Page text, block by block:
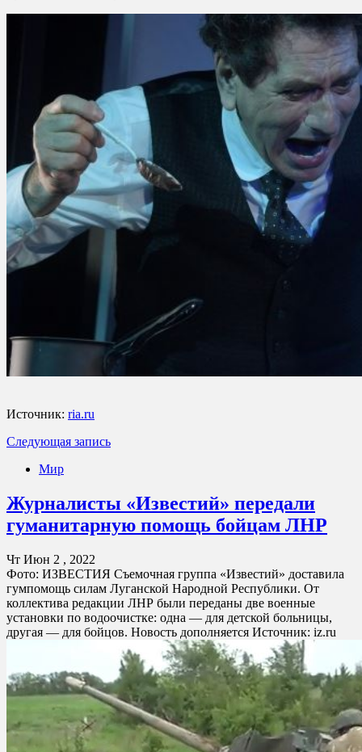
Источник: ria.ru
Следующая запись
Мир
Журналисты «Известий» передали
гуманитарную помощь бойцам ЛНР
Чт Июн 2 , 2022
Фото: ИЗВЕСТИЯ Съемочная группа «Известий» доставила
гумпомощь силам Луганской Народной Республики. От
коллектива редакции ЛНР были переданы две военные
установки по водоочистке: одна — для детской больницы,
другая — для бойцов. Новость дополняется Источник: iz.ru